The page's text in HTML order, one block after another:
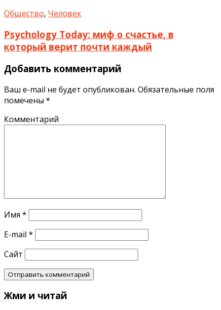
Общество, Человек
Psychology Today: миф о счастье, в
который верит почти каждый
Добавить комментарий
Ваш e-mail не будет опубликован. Обязательные поля
помечены *
Комментарий
Имя *
E-mail *
Сайт
Жми и читай